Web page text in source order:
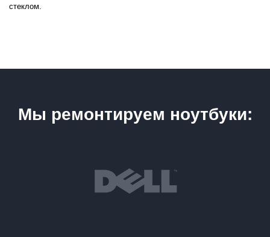
стеклом.
Мы ремонтируем ноутбуки: